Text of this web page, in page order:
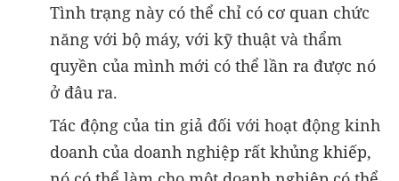
Tình trạng này có thể chỉ có cơ quan chức
năng với bộ máy, với kỹ thuật và thẩm
quyền của mình mới có thể lần ra được nó
ở đâu ra.
Tác động của tin giả đối với hoạt động kinh
doanh của doanh nghiệp rất khủng khiếp,